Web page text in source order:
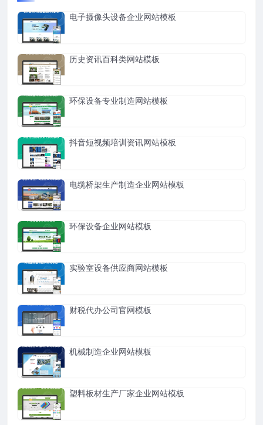
电子摄像头设备企业网站模板
历史资讯百科类网站模板
环保设备专业制造网站模板
抖音短视频培训资讯网站模板
电缆桥架生产制造企业网站模板
环保设备企业网站模板
实验室设备供应商网站模板
财税代办公司官网模板
机械制造企业网站模板
塑料板材生产厂家企业网站模板